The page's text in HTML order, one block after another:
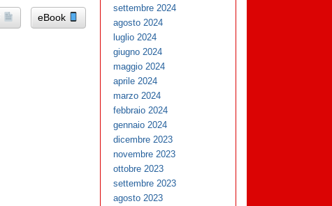
eBook
settembre 2024
agosto 2024
luglio 2024
giugno 2024
maggio 2024
aprile 2024
marzo 2024
febbraio 2024
gennaio 2024
dicembre 2023
novembre 2023
ottobre 2023
settembre 2023
agosto 2023